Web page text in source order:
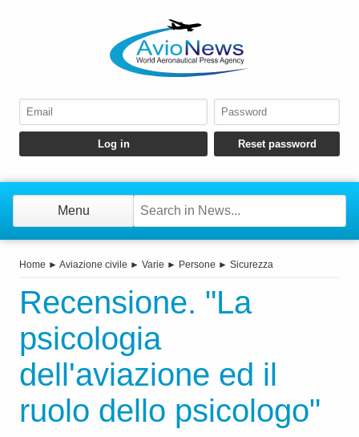
Menu
Home ► Aviazione civile ► Varie ► Persone ► Sicurezza
Recensione. "La
psicologia
dell'aviazione ed il
ruolo dello psicologo"